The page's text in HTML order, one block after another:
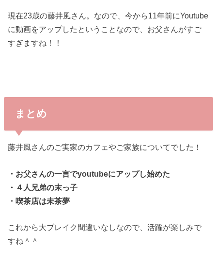
現在23歳の藤井風さん。なので、今から11年前にYoutube
に動画をアップしたということなので、お父さんがすご
すぎますね！！
まとめ
藤井風さんのご実家のカフェやご家族についてでした！
・お父さんの一言でyoutubeにアップし始めた
・４人兄弟の末っ子
・喫茶店は未茶夢
これから大ブレイク間違いなしなので、活躍が楽しみで
すね＾＾